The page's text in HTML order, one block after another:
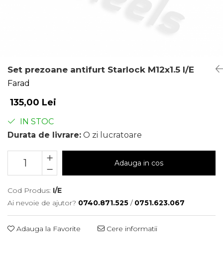
Set prezoane antifurt Starlock M12x1.5 I/E
Farad
135,00 Lei
IN STOC
Durata de livrare: O zi lucratoare
Adauga in cos
Cod Produs: I/E
Ai nevoie de ajutor? 0740.871.525 / 0751.623.067
Adauga la Favorite Cere informatii